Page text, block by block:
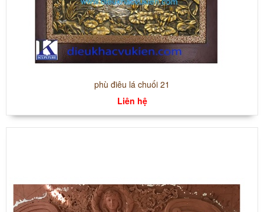
phù điêu lá chuối 21
Liên hệ